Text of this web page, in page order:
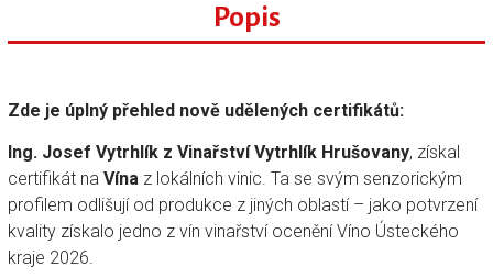
Popis
Zde je úplný přehled nově udělených certifikátů:
Ing. Josef Vytrhlík z Vinařství Vytrhlík Hrušovany, získal
certifikát na Vína z lokálních vinic. Ta se svým senzorickým
profilem odlišují od produkce z jiných oblastí – jako potvrzení
kvality získalo jedno z vín vinařství ocenění Víno Ústeckého
kraje 2026.